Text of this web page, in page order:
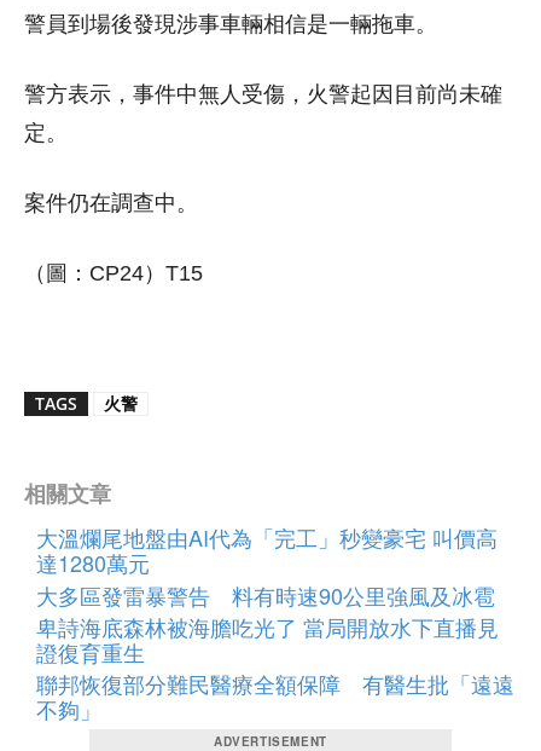
警員到場後發現涉事車輛相信是一輛拖車。
警方表示，事件中無人受傷，火警起因目前尚未確
定。
案件仍在調查中。
（圖：CP24）T15
TAGS 火警
相關文章
大溫爛尾地盤由AI代為「完工」秒變豪宅 叫價高
達1280萬元
大多區發雷暴警告 料有時速90公里強風及冰雹
卑詩海底森林被海膽吃光了 當局開放水下直播見
證復育重生
聯邦恢復部分難民醫療全額保障 有醫生批「遠遠
不夠」